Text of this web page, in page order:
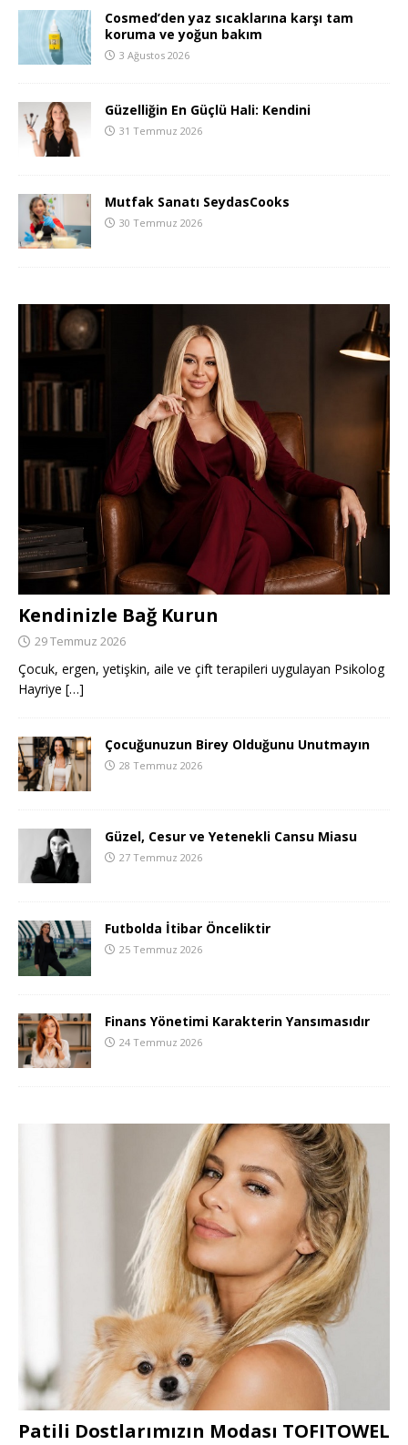
Cosmed’den yaz sıcaklarına karşı tam
koruma ve yoğun bakım
3 Ağustos 2026
Güzelliğin En Güçlü Hali: Kendini
31 Temmuz 2026
Mutfak Sanatı SeydasCooks
30 Temmuz 2026
Kendinizle Bağ Kurun
29 Temmuz 2026
Çocuk, ergen, yetişkin, aile ve çift terapileri uygulayan Psikolog
Hayriye […]
Çocuğunuzun Birey Olduğunu Unutmayın
28 Temmuz 2026
Güzel, Cesur ve Yetenekli Cansu Miasu
27 Temmuz 2026
Futbolda İtibar Önceliktir
25 Temmuz 2026
Finans Yönetimi Karakterin Yansımasıdır
24 Temmuz 2026
Patili Dostlarımızın Modası TOFITOWEL